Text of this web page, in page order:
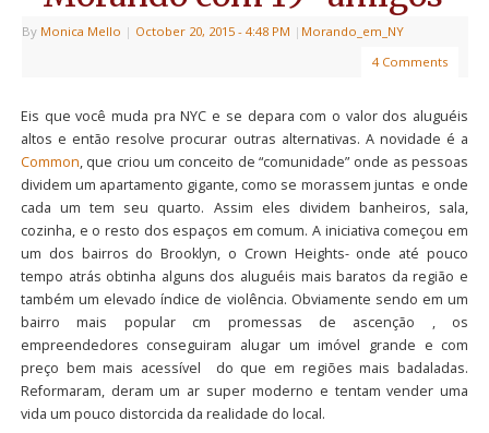
By Monica Mello | October 20, 2015 - 4:48 PM | Morando_em_NY
4 Comments
Eis que você muda pra NYC e se depara com o valor dos aluguéis
altos e então resolve procurar outras alternativas. A novidade é a
Common, que criou um conceito de “comunidade” onde as pessoas
dividem um apartamento gigante, como se morassem juntas e onde
cada um tem seu quarto. Assim eles dividem banheiros, sala,
cozinha, e o resto dos espaços em comum. A iniciativa começou em
um dos bairros do Brooklyn, o Crown Heights- onde até pouco
tempo atrás obtinha alguns dos aluguéis mais baratos da região e
também um elevado índice de violência. Obviamente sendo em um
bairro mais popular cm promessas de ascenção , os
empreendedores conseguiram alugar um imóvel grande e com
preço bem mais acessível do que em regiões mais badaladas.
Reformaram, deram um ar super moderno e tentam vender uma
vida um pouco distorcida da realidade do local.